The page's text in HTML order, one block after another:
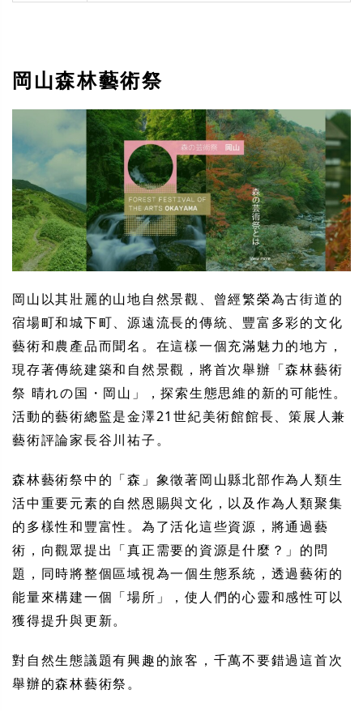
岡山森林藝術祭
岡山以其壯麗的山地自然景觀、曾經繁榮為古街道的
宿場町和城下町、源遠流長的傳統、豐富多彩的文化
藝術和農產品而聞名。在這樣一個充滿魅力的地方，
現存著傳統建築和自然景觀，將首次舉辦「森林藝術
祭 晴れの国・岡山」，探索生態思維的新的可能性。
活動的藝術總監是金澤21世紀美術館館長、策展人兼
藝術評論家長谷川祐子。
森林藝術祭中的「森」象徵著岡山縣北部作為人類生
活中重要元素的自然恩賜與文化，以及作為人類聚集
的多樣性和豐富性。為了活化這些資源，將通過藝
術，向觀眾提出「真正需要的資源是什麼？」的問
題，同時將整個區域視為一個生態系統，透過藝術的
能量來構建一個「場所」，使人們的心靈和感性可以
獲得提升與更新。
對自然生態議題有興趣的旅客，千萬不要錯過這首次
舉辦的森林藝術祭。